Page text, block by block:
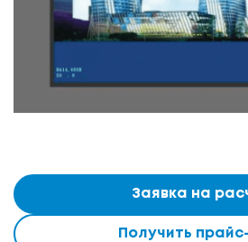
Заявка на
Получить